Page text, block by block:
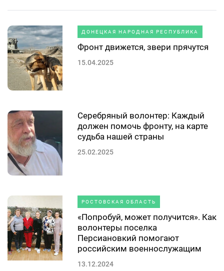
ДОНЕЦКАЯ НАРОДНАЯ РЕСПУБЛИКА
Фронт движется, звери прячутся
15.04.2025
Серебряный волонтер: Каждый
должен помочь фронту, на карте
судьба нашей страны
25.02.2025
РОСТОВСКАЯ ОБЛАСТЬ
«Попробуй, может получится». Как
волонтеры поселка
Персиановкий помогают
российским военнослужащим
13.12.2024